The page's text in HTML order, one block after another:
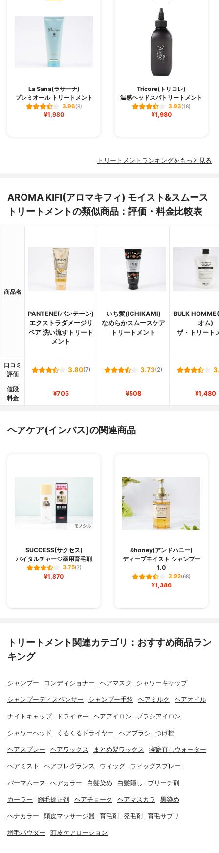
La Sana(ラサーナ)
プレミオール トリートメント
3.96(9)
¥1,980
Tricore(トリコレ)
温感ヘッドスパトリートメント
3.93(18)
¥1,980
トリートメントランキングをもっと見る
AROMA KIFI(アロマキフィ) モイスト&スムース
トリートメントの類似商品：評価・料金比較表
商品名
PANTENE(パンテーン)
エクストラダメージリ
ペア 洗い流すトリート
メント
いち髪(ICHIKAMI)
なめらかスムースケア
トリートメント
BULK
オム)
ザ・トリート
口コミ
評価
3.80(7) 3.73(2)
値段
料金
¥705 ¥508 ¥1,480
ヘアケア(インバス)の関連商品
SUCCESS(サクセス)
バイタルチャージ薬用育毛剤
3.75(7)
¥1,870
&honey(アンドハニー)
ディープモイスト シャンプー
1.0
3.92(68)
¥1,386
トリートメント関連カテゴリ：おすすめ商品ラン
キング
シャンプー コンディショナー ヘアマスク シャワーキャップ
シャンプーディスペンサー シャンプー手袋 ヘアミルク ヘアオイル
ナイトキャップ ドライヤー ヘアアイロン ブラシアイロン
シャワーヘッド くるくるドライヤー ヘアブラシ つげ櫛
ヘアスプレー ヘアワックス まとめ髪ワックス 寝癖直しウォーター
ヘアミスト ヘアフレグランス ウィッグ ウィッグスプレー
パーマムース ヘアカラー 白髪染め 白髪隠し ブリーチ剤
カーラー 縮毛矯正剤 ヘアチョーク ヘアマスカラ 黒染め
ヘナカラー 頭皮マッサージ器 育毛剤 発毛剤 育毛サプリ
増毛パウダー 頭皮ケアローション